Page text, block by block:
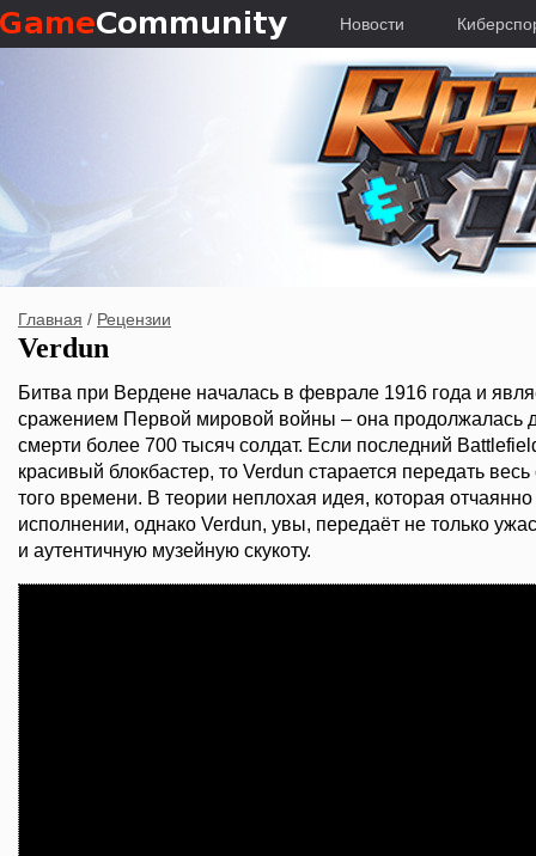
Новости
Главная / Рецензии
Verdun
Битва при Вердене началась в феврале 1916 года и
сражением Первой мировой войны – она продолжалась
смерти более 700 тысяч солдат. Если последний
красивый блокбастер, то Verdun старается передать
того времени. В теории неплохая идея, которая
исполнении, однако Verdun, увы, передаёт не только
и аутентичную музейную скукоту.